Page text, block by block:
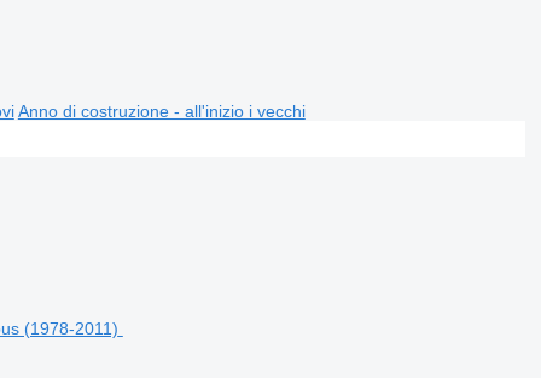
Anno di costruzione - all'inizio i vecchi